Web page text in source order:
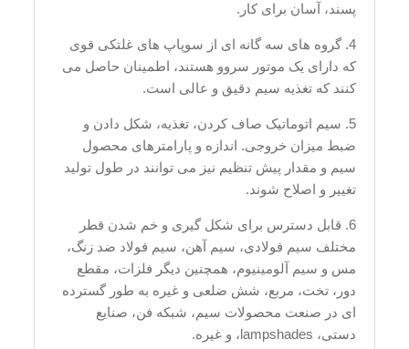
پسند، آسان برای کار.
4. گروه های سه گانه ای از سوپاپ های غلتکی قوی
که دارای یک موتور سروو هستند، اطمینان حاصل می
کنند که تغذیه سیم دقیق و عالی است.
5. سیم اتوماتیک صاف کردن، تغذیه، شکل دادن و
ضبط میزان خروجی. اندازه و پارامترهای محصول
سیم و مقدار پیش تنظیم نیز می توانند در طول تولید
تغییر و اصلاح شوند.
6. قابل دسترس برای شکل گیری و خم شدن قطر
مختلف سیم فولادی، سیم آهن، سیم فولاد ضد زنگ،
مس و سیم آلومینیوم، همچنین دیگر فلزات، مقطع
دور، تخت، مربع، شش ضلعی و غیره به طور گسترده
ای در صنعت محصولات سیم، شبکه فن، صنایع
دستی، lampshades، و غیره.